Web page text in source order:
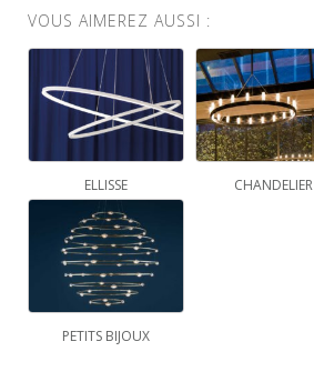
VOUS AIMEREZ AUSSI :
ELLISSE CHANDELIER
PETITS BIJOUX